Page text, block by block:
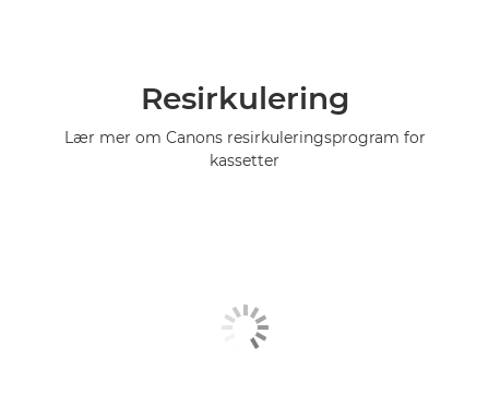
Resirkulering
Lær mer om Canons resirkuleringsprogram for
kassetter